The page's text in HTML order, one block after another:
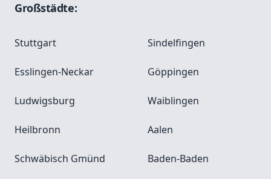
Großstädte:
Stuttgart Sindelfingen
Esslingen-Neckar Göppingen
Ludwigsburg Waiblingen
Heilbronn Aalen
Schwäbisch Gmünd Baden-Baden